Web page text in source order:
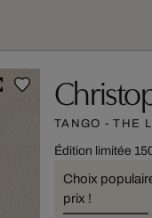
TANGO - THE
Édition limitée
Choix
prix !